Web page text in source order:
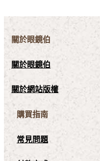
關於眼鏡伯
關於眼鏡伯
關於網站版權
購買指南
常見問題